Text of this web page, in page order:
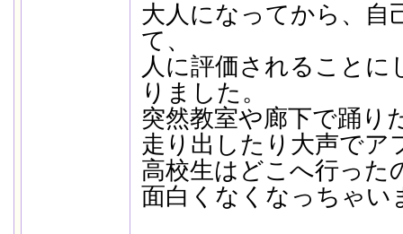
大人になってから、自
て、
人に評価されること
りました。
突然教室や廊下で踊り
走り出したり大声でア
高校生はどこへ行った
面白くなくなっちゃ